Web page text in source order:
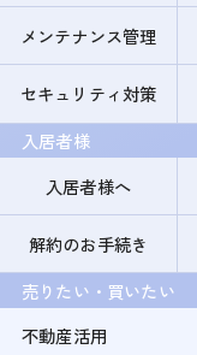
メンテナンス管理
セキュリティ対策
入居者様
入居者様へ
解約のお手続き
売りたい・買いたい
不動産活用